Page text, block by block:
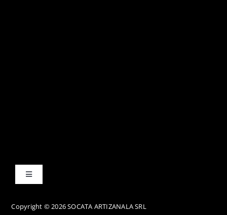
Toggle
Copyright © 2026 SOCATA ARTIZANALA SRL